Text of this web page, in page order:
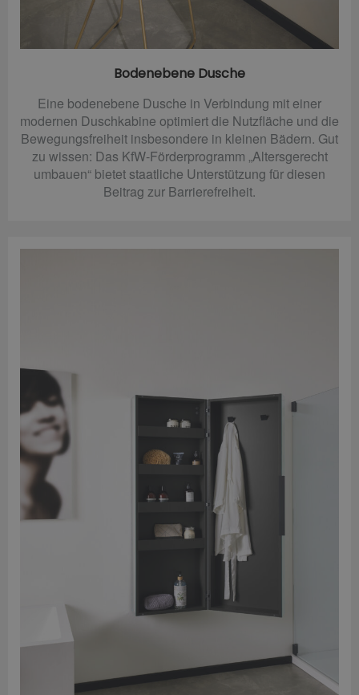
Bodenebene Dusche
Eine bodenebene Dusche in Verbindung mit einer
modernen Duschkabine optimiert die Nutzfläche und die
Bewegungsfreiheit insbesondere in kleinen Bädern. Gut
zu wissen: Das KfW-Förderprogramm „Altersgerecht
umbauen“ bietet staatliche Unterstützung für diesen
Beitrag zur Barrierefreiheit.